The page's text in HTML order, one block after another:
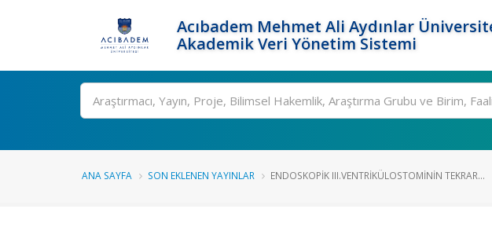
Acıbadem Mehmet Ali Aydınlar
Akademik Veri Yönetim Sistemi
Ara
ANA SAYFA SON EKLENEN YAYINLAR ENDOSKOPIK III.VENTRIKÜLOSTOMININ TEKRAR...